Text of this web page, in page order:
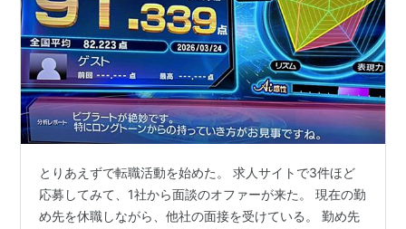
とりあえずで転職活動を始めた。 求人サイトで3件ほど
応募してみて、1社から面談のオファーが来た。 現在の勤
め先を休職しながら、他社の面接を受けている。 勤め先